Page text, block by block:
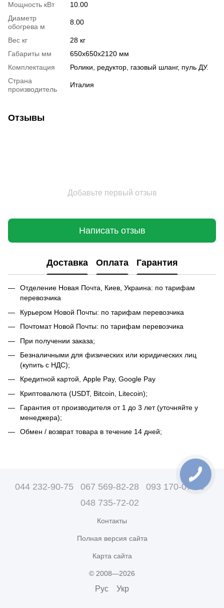
Мощность кВт
10.00
Диаметр
обогрева м
8.00
Вес кг
28 кг
Габариты мм
650x650x2120 мм
Комплектация
Ролики, редуктор, газовый шланг, пуль ДУ.
Страна
производитель
Италия
Отзывы
Добавьте первый отзыв
Написать отзыв
Доставка Оплата Гарантия
Отделение Новая Почта, Киев, Украина: по тарифам
перевозчика
Курьером Новой Почты: по тарифам перевозчика
Почтомат Новой Почты: по тарифам перевозчика
При получении заказа;
Безналичными для физических или юридических лиц
(купить с НДС);
Кредитной картой, Apple Pay, Google Pay
Криптовалюта (USDT, Bitcoin, Litecoin);
Гарантия от производителя от 1 до 3 лет (уточняйте у
менеджера);
Обмен / возврат товара в течение 14 дней;
044 232-90-75 067 569-82-28
093 170-07-89
048 735-72-02
Контакты
Полная версия сайта
Карта сайта
© 2008—2026
Рус Укр